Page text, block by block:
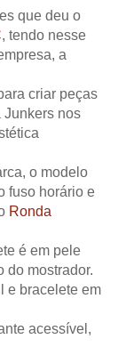
que deu o
, tendo nesse
a
criar peças
Junkers nos
o modelo
fuso horário e
Ronda
é em pele
do mostrador.
e bracelete em
acessível,